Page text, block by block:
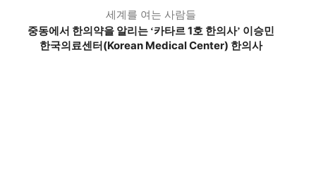
세계를 여는 사람들
중동에서 한의약을 알리는 ‘카타르 1호 한의사’ 이승민
한국의료센터(Korean Medical Center) 한의사